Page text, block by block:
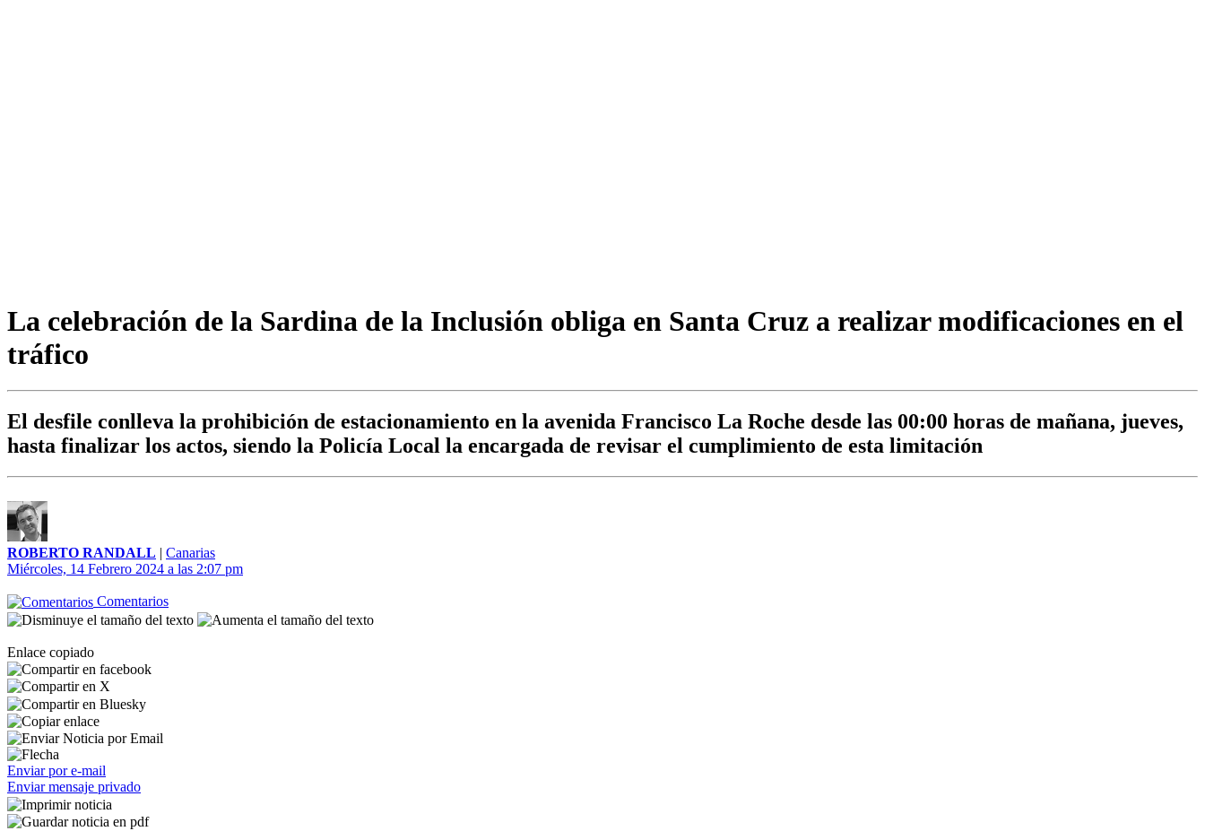
La celebración de la Sardina de la Inclusión obliga en Santa Cruz a realizar modificaciones en el
tráfico
El desfile conlleva la prohibición de estacionamiento en la avenida Francisco La Roche desde las 00:00 horas de mañana, jueves,
hasta finalizar los actos, siendo la Policía Local la encargada de revisar el cumplimiento de esta limitación
ROBERTO RANDALL | Canarias
Miércoles, 14 Febrero 2024 a las 2:07 pm
Comentarios
Enlace copiado
Enviar por e-mail
Enviar mensaje privado